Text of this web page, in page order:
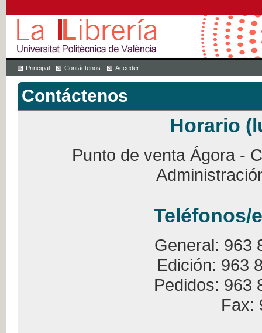
Principal Contáctenos Acceder
Contáctenos
Horario
Punto de venta Ágora -
Teléfonos/
General: 963
Edición: 963
Pedidos: 963
Fax: